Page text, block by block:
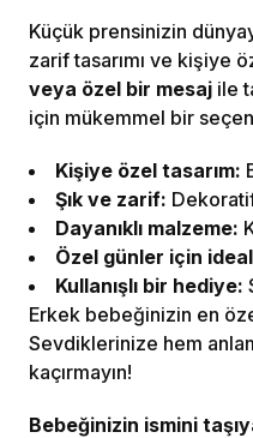
Küçük prensinizin
zarif tasarımı ve kişiye
veya özel bir mesaj ile
için mükemmel bir
Kişiye özel tasarım:
Şık ve zarif:
Dayanıklı malzeme:
Özel günler için
Kullanışlı bir hediye:
Erkek bebeğinizin en
Sevdiklerinize hem
kaçırmayın!
Bebeğinizin ismini